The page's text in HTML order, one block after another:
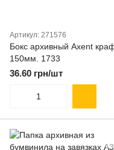
Артикул: 271576
Бокс архивный Axent
150мм. 1733
36.60 грн/шт